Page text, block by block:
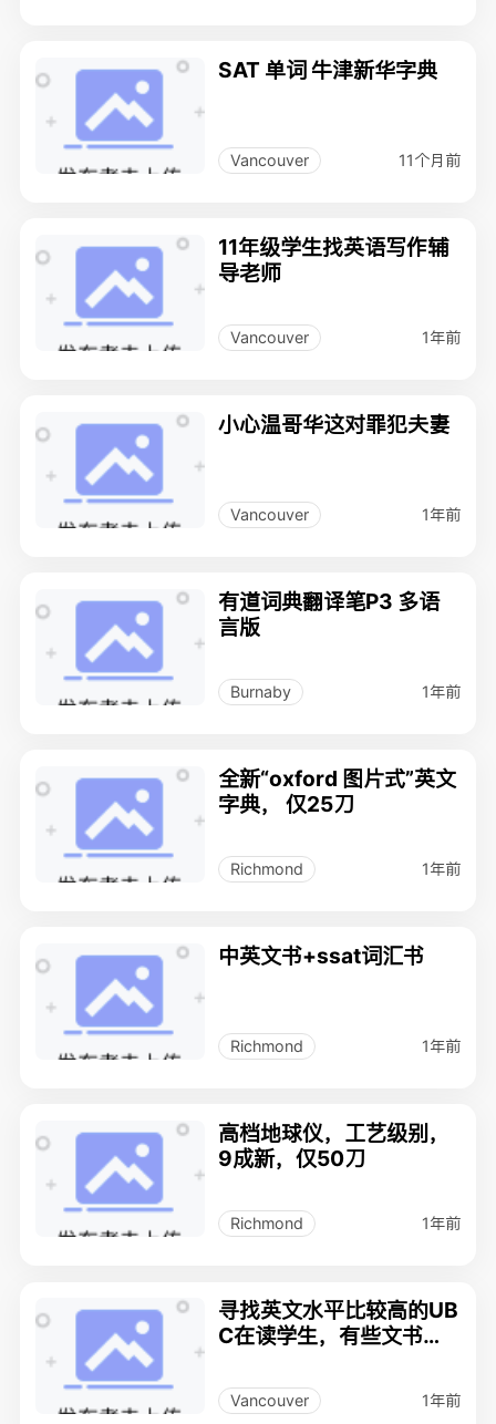
SAT 单词 牛津新华字典
Vancouver 11个月前
11年级学生找英语写作辅
导老师
Vancouver 1年前
小心温哥华这对罪犯夫妻
Vancouver 1年前
有道词典翻译笔P3 多语
言版
Burnaby 1年前
全新“oxford 图片式”英文
字典， 仅25刀
Richmond 1年前
中英文书+ssat词汇书
Richmond 1年前
高档地球仪，工艺级别，
9成新，仅50刀
Richmond 1年前
寻找英文水平比较高的UB
C在读学生，有些文书需
Vancouver 1年前